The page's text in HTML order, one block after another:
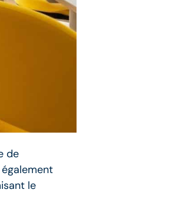
de
le